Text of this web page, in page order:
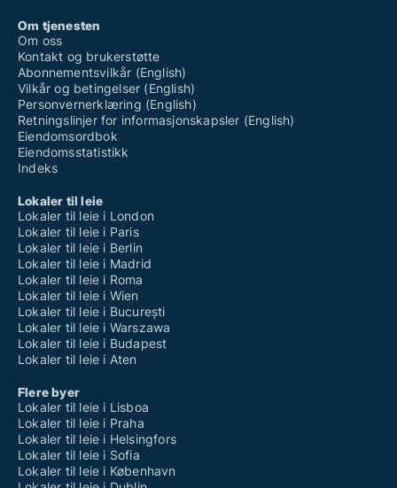
Om tjenesten
Om oss
Kontakt og brukerstøtte
Abonnementsvilkår (English)
Vilkår og betingelser (English)
Personvernerklæring (English)
Retningslinjer for informasjonskapsler (English)
Eiendomsordbok
Eiendomsstatistikk
Indeks
Lokaler til leie
Lokaler til leie i London
Lokaler til leie i Paris
Lokaler til leie i Berlin
Lokaler til leie i Madrid
Lokaler til leie i Roma
Lokaler til leie i Wien
Lokaler til leie i București
Lokaler til leie i Warszawa
Lokaler til leie i Budapest
Lokaler til leie i Aten
Flere byer
Lokaler til leie i Lisboa
Lokaler til leie i Praha
Lokaler til leie i Helsingfors
Lokaler til leie i Sofia
Lokaler til leie i København